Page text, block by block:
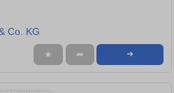
Co. KG
★ ➦ ➜